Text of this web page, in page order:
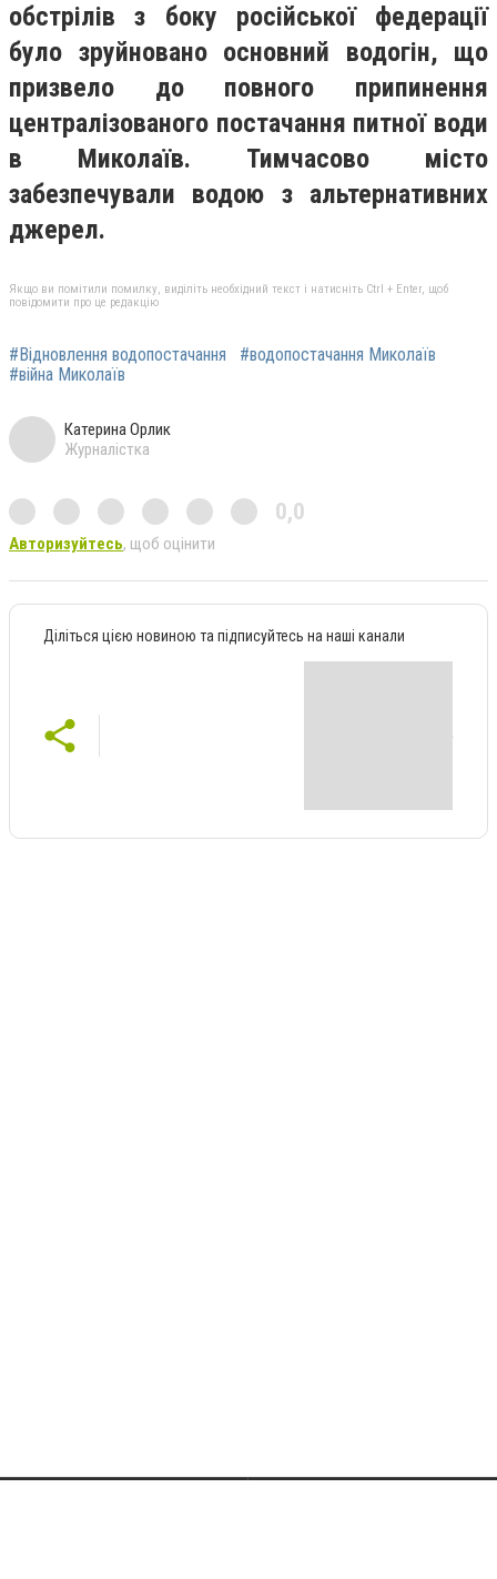
обстрілів з боку російської федерації
було зруйновано основний водогін, що
призвело до повного припинення
централізованого постачання питної води
в Миколаїв. Тимчасово місто
забезпечували водою з альтернативних
джерел.
Якщо ви помітили помилку, виділіть необхідний текст і натисніть Ctrl + Enter, щоб
повідомити про це редакцію
#Відновлення водопостачання
#водопостачання Миколаїв
#війна Миколаїв
Катерина Орлик
Журналістка
0,0
Авторизуйтесь, щоб оцінити
Діліться цією новиною та підписуйтесь на наші канали